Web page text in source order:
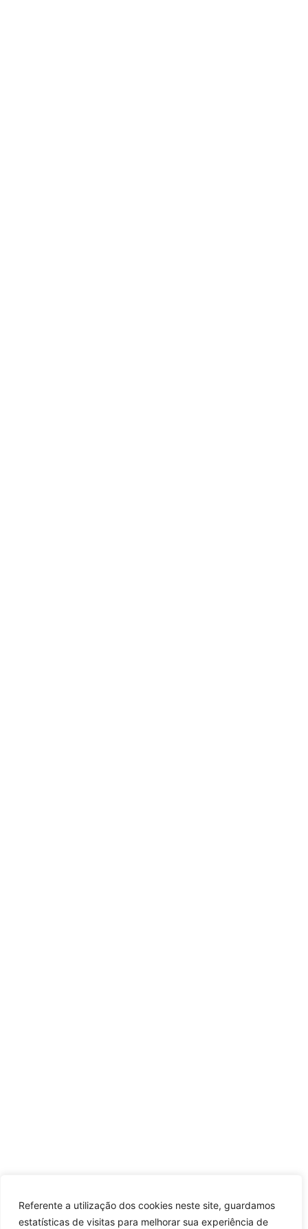
Referente a utilização dos cookies neste site, guardamos
estatísticas de visitas para melhorar sua experiência de